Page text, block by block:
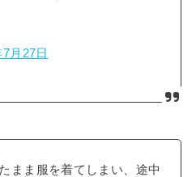
月27日
まま服を着てしまい、途中